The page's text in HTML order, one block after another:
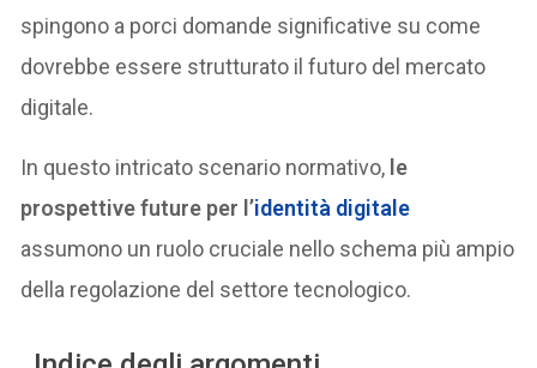
spingono a porci domande significative su come
dovrebbe essere strutturato il futuro del mercato
digitale.
In questo intricato scenario normativo, le
prospettive future per l’identità digitale
assumono un ruolo cruciale nello schema più ampio
della regolazione del settore tecnologico.